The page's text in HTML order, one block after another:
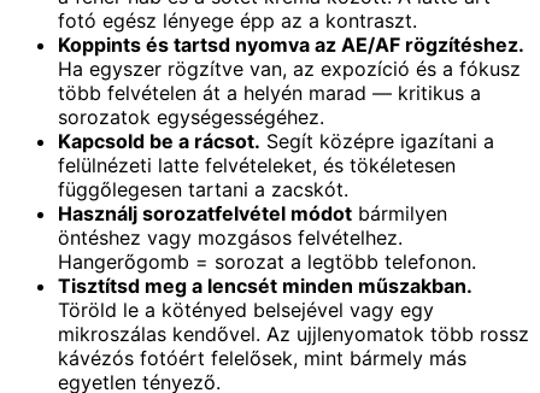
fotó egész lényege épp az a kontraszt.
Koppints és tartsd nyomva az AE/AF rögzítéshez.
Ha egyszer rögzítve van, az expozíció és a fókusz
több felvételen át a helyén marad — kritikus a
sorozatok egységességéhez.
Kapcsold be a rácsot. Segít középre igazítani a
felülnézeti latte felvételeket, és tökéletesen
függőlegesen tartani a zacskót.
Használj sorozatfelvétel módot bármilyen
öntéshez vagy mozgásos felvételhez.
Hangerőgomb = sorozat a legtöbb telefonon.
Tisztítsd meg a lencsét minden műszakban.
Töröld le a kötényed belsejével vagy egy
mikroszálas kendővel. Az ujjlenyomatok több rossz
kávézós fotóért felelősek, mint bármely más
egyetlen tényező.